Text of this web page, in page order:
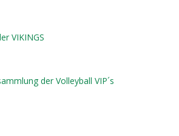
VIKINGS
der Volleyball VIP´s